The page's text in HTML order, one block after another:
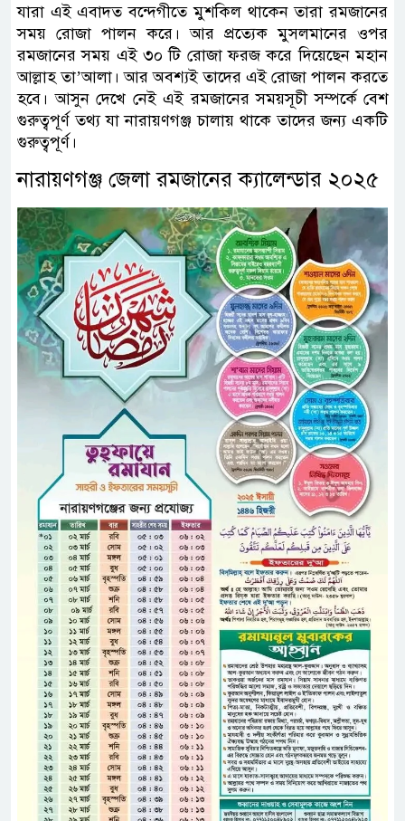
যারা এই এবাদত বন্দেগীতে মুশকিল থাকেন তারা রমজানের
সময় রোজা পালন করে। আর প্রত্যেক মুসলমানের ওপর
রমজানের সময় এই ৩০ টি রোজা ফরজ করে দিয়েছেন মহান
আল্লাহ তা’আলা। আর অবশ্যই তাদের এই রোজা পালন করতে
হবে। আসুন দেখে নেই এই রমজানের সময়সূচী সম্পর্কে বেশ
গুরুত্বপূর্ণ তথ্য যা নারায়ণগঞ্জ চালায় থাকে তাদের জন্য একটি
গুরুত্বপূর্ণ।
নারায়ণগঞ্জ জেলা রমজানের ক্যালেন্ডার ২০২৫